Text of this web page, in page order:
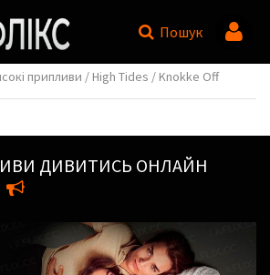
Пошук
припливи / High Tides / Knokke Off
ДИВИТИСЬ ОНЛАЙН